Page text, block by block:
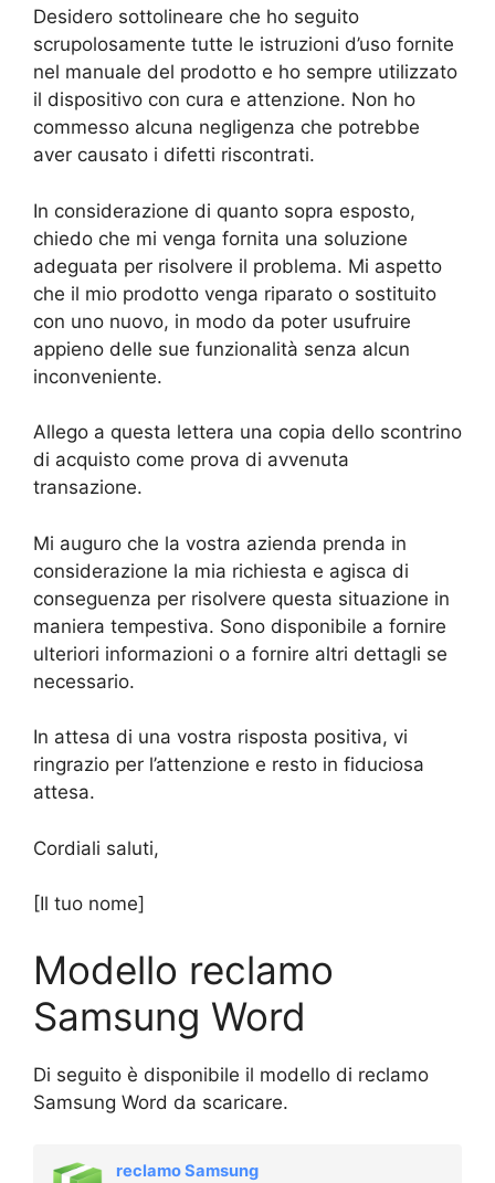
Desidero sottolineare che ho seguito
scrupolosamente tutte le istruzioni d’uso fornite
nel manuale del prodotto e ho sempre utilizzato
il dispositivo con cura e attenzione. Non ho
commesso alcuna negligenza che potrebbe
aver causato i difetti riscontrati.
In considerazione di quanto sopra esposto,
chiedo che mi venga fornita una soluzione
adeguata per risolvere il problema. Mi aspetto
che il mio prodotto venga riparato o sostituito
con uno nuovo, in modo da poter usufruire
appieno delle sue funzionalità senza alcun
inconveniente.
Allego a questa lettera una copia dello scontrino
di acquisto come prova di avvenuta
transazione.
Mi auguro che la vostra azienda prenda in
considerazione la mia richiesta e agisca di
conseguenza per risolvere questa situazione in
maniera tempestiva. Sono disponibile a fornire
ulteriori informazioni o a fornire altri dettagli se
necessario.
In attesa di una vostra risposta positiva, vi
ringrazio per l’attenzione e resto in fiduciosa
attesa.
Cordiali saluti,
[Il tuo nome]
Modello reclamo
Samsung Word
Di seguito è disponibile il modello di reclamo
Samsung Word da scaricare.
reclamo Samsung